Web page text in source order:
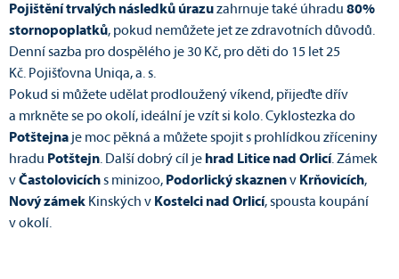
Pojištění trvalých následků úrazuzahrnuje také úhradu 80%
stornopoplatků, pokud nemůžete jet ze zdravotních důvodů.
Denní sazba pro dospělého je 30 Kč, pro děti do 15 let 25
Kč. Pojišťovna Uniqa, a. s.
Pokud si můžete udělat prodloužený víkend, přijeďte dřív
a mrkněte se po okolí, ideální je vzít si kolo. Cyklostezka do
Potštejna je moc pěkná a můžete spojit s prohlídkou zříceniny
hradu Potštejn. Další dobrý cíl je hrad Litice nad Orlicí. Zámek
vČastolovicíchs minizoo, Podorlický skaznenv Krňovicích,
Nový zámek Kinských v Kostelci nad Orlicí, spousta koupání
v okolí.